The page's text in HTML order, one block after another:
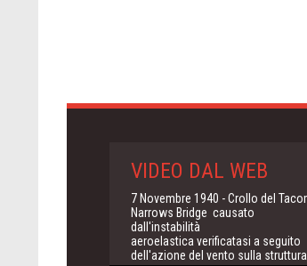
VIDEO DAL WEB
7 Novembre 1940 - Crollo del
Narrows Bridge causato
dall'instabilità
aeroelastica verificatasi a seguito
dell'azione del vento sulla struttura.